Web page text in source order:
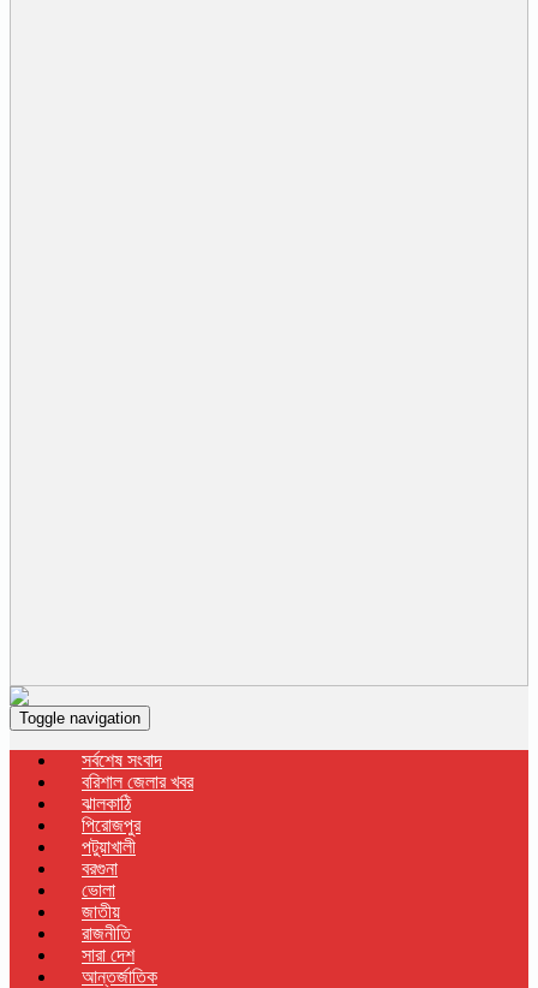
Toggle navigation
সর্বশেষ সংবাদ
বরিশাল জেলার খবর
ঝালকাঠি
পিরোজপুর
পটুয়াখালী
বরগুনা
ভোলা
জাতীয়
রাজনীতি
সারা দেশ
আন্তর্জাতিক